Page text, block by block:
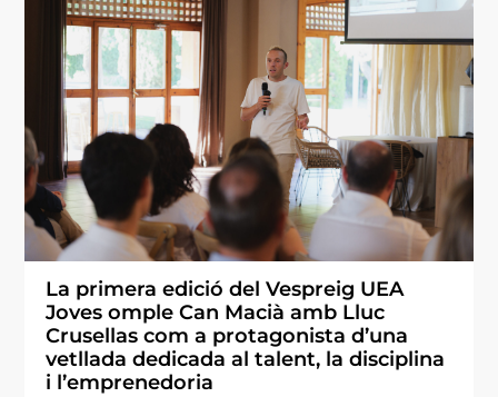
La primera edició del Vespreig UEA
Joves omple Can Macià amb Lluc
Crusellas com a protagonista d’una
vetllada dedicada al talent, la disciplina
i l’emprenedoria